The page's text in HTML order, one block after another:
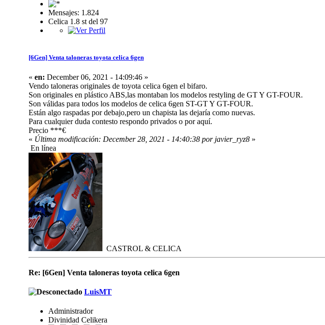
Mensajes: 1.824
Celica 1.8 st del 97
[6Gen] Venta taloneras toyota celica 6gen
« en: December 06, 2021 - 14:09:46 »
Vendo taloneras originales de toyota celica 6gen el bifaro.
Son originales en plástico ABS,las montaban los modelos restyling de GT Y GT-FOUR.
Son válidas para todos los modelos de celica 6gen ST-GT Y GT-FOUR.
Están algo raspadas por debajo,pero un chapista las dejaría como nuevas.
Para cualquier duda contesto respondo privados o por aquí.
Precio ***€
« Última modificación: December 28, 2021 - 14:40:38 por javier_ryz8 »
En línea
CASTROL & CELICA
Re: [6Gen] Venta taloneras toyota celica 6gen
LuisMT
Administrador
Divinidad Celikera